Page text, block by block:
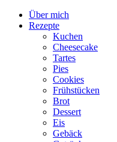
Über mich
Rezepte
Kuchen
Cheesecake
Tartes
Pies
Cookies
Frühstücken
Brot
Dessert
Eis
Gebäck